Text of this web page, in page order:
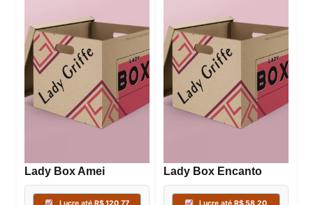
Lady Box Amei Lady Box Encanto